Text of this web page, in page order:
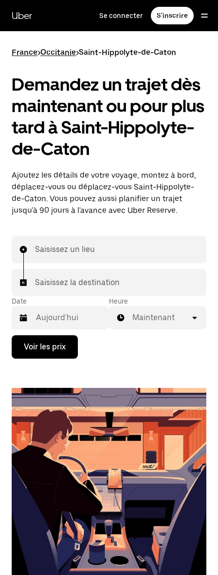
contenu
principal
Uber Se connecter S'inscrire
France>Occitanie>Saint-Hippolyte-de-Caton
Demandez un trajet dès
maintenant ou pour plus
tard à Saint-Hippolyte-
de-Caton
Ajoutez les détails de votre voyage, montez à bord,
déplacez-vous ou déplacez-vous Saint-Hippolyte-
de-Caton. Vous pouvez aussi planifier un trajet
jusqu'à 90 jours à l'avance avec Uber Reserve.
Saisissez un lieu
Saisissez la destination
Date
Appuyez
la
bas
ouvrir
le
calendrier
sélectionner
une
date.
Appuyez
sur
touche
pour
fermer
le
calendrier.
Heure
Maintenant
Voir les prix